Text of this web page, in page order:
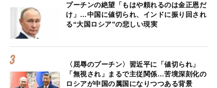
プーチンの絶望「もはや頼れるのは金正恩だ
け」…中国に値切られ、インドに振り回され
る“大国ロシア”の悲しい現実
〈屈辱のプーチン〉習近平に「値切られ」
「無視され」まるで主従関係…苦境深刻化の
ロシアが中国の属国になりつつある背景